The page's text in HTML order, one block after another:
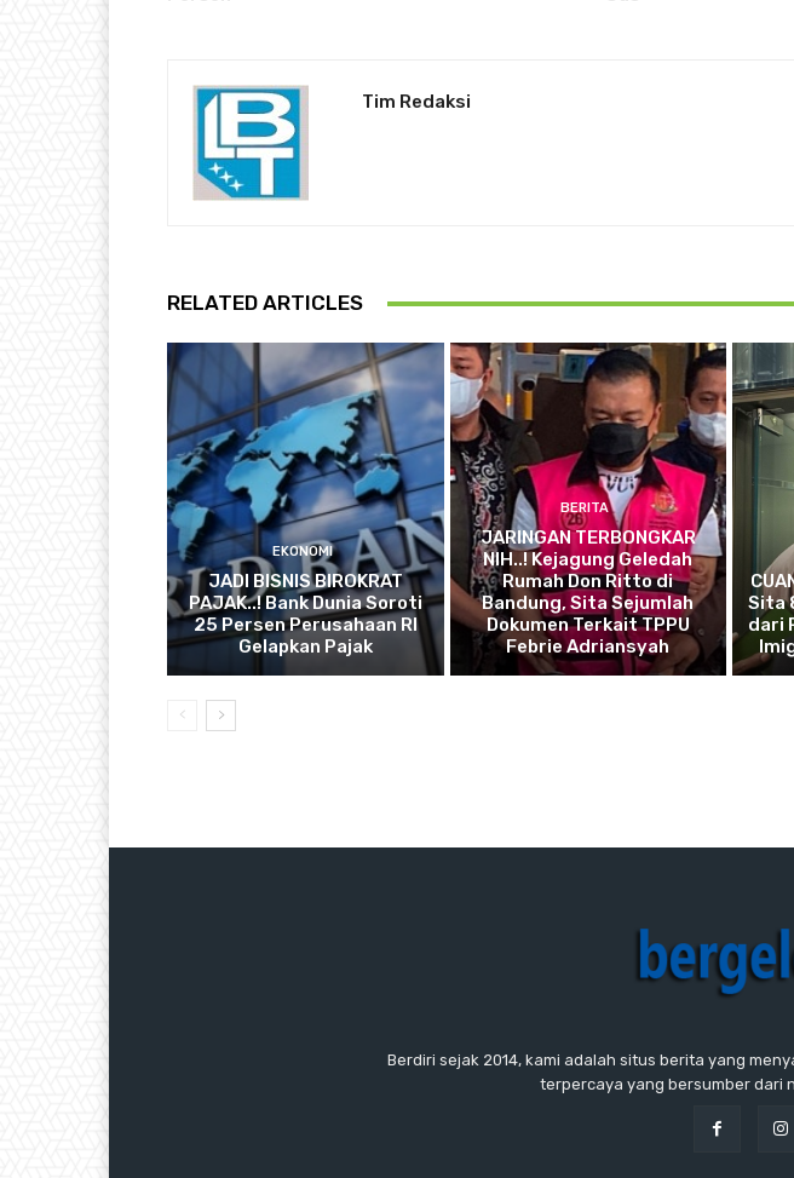
Tim Redaksi
RELATED ARTICLES
EKONOMI
JADI BISNIS BIROKRAT
PAJAK..! Bank Dunia Soroti
25 Persen Perusahaan RI
Gelapkan Pajak
BERITA
JARINGAN TERBONGKAR
NIH..! Kejagung Geledah
Rumah Don Ritto di
Bandung, Sita Sejumlah
Dokumen Terkait TPPU
Febrie Adriansyah
Sita
dari
Berdiri sejak 2014, kami adalah situs berita yang
terpercaya yang bersumber dari